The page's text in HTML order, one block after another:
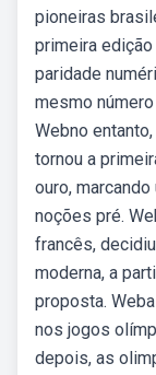
pioneiras
primeira
paridade
mesmo
Webno
tornou a
ouro,
noções pré.
francês,
moderna, a
proposta.
nos jogos
depois, as